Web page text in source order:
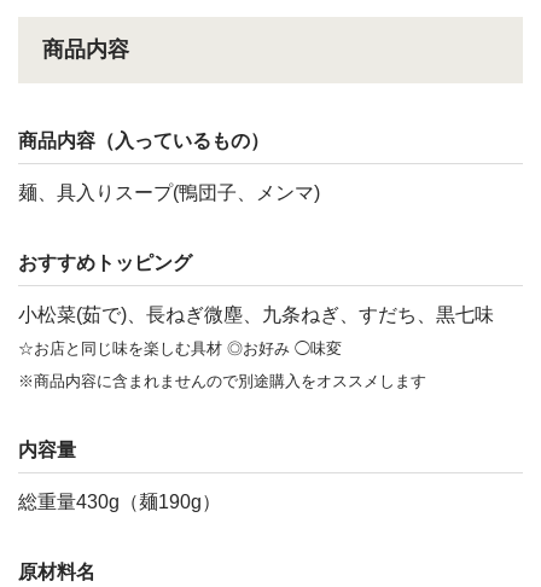
商品内容
商品内容（入っているもの）
麺、具入りスープ(鴨団子、メンマ)
おすすめトッピング
小松菜(茹で)、長ねぎ微塵、九条ねぎ、すだち、黒七味
☆お店と同じ味を楽しむ具材 ◎お好み ◯味変
※商品内容に含まれませんので別途購入をオススメします
内容量
総重量430g（麺190g）
原材料名